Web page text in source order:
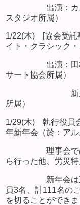
出演：カメハ
スタジオ所属）
1/22(木) [協会受託
イト・クラシック
出演：田村真
サート協会所属）
新居由佳梨
所属）
1/29(木) 執行役員
年新年会（於：アル
理事会では、
ら行った他、労災
新年会は正会
員3名、計111名の
を切ることができま